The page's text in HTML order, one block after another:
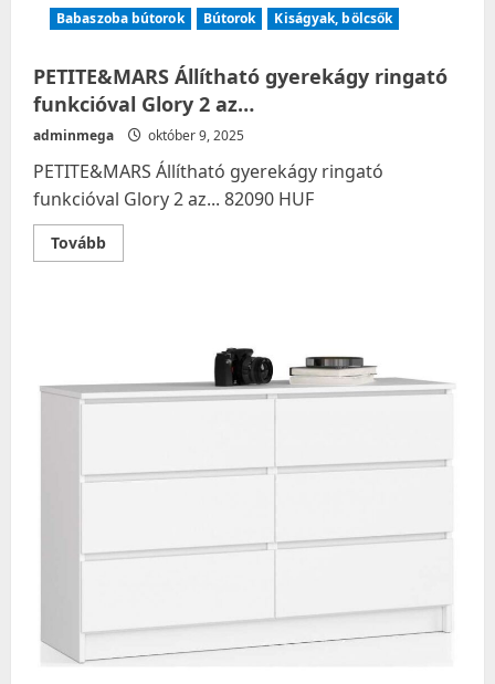
Babaszoba bútorok Bútorok Kiságyak, bölcsők
PETITE&MARS Állítható gyerekágy ringató
funkcióval Glory 2 az…
adminmega október 9, 2025
PETITE&MARS Állítható gyerekágy ringató
funkcióval Glory 2 az... 82090 HUF
TovábbRead
more
2
az…